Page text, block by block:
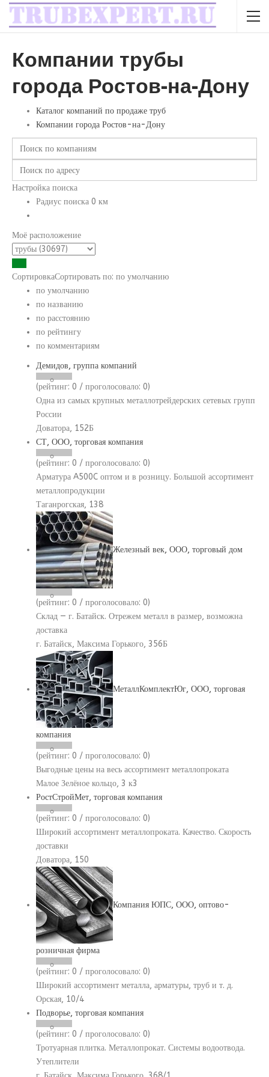
Компании трубы
города Ростов-на-Дону
Каталог компаний по продаже труб
Компании города Ростов-на-Дону
Настройка поиска
Радиус поиска 0 км
Моё расположение
СортировкаСортировать по: по умолчанию
по умолчанию
по названию
по расстоянию
по рейтингу
по комментариям
Демидов, группа компаний
(рейтинг: 0 / проголосовало: 0)
Одна из самых крупных металлотрейдерских сетевых групп
России
Доватора, 152Б
СТ, ООО, торговая компания
(рейтинг: 0 / проголосовало: 0)
Арматура A500C оптом и в розницу. Большой ассортимент
металлопродукции
Таганрогская, 138
Железный век, ООО, торговый дом
(рейтинг: 0 / проголосовало: 0)
Склад — г. Батайск. Отрежем металл в размер, возможна
доставка
г. Батайск, Максима Горького, 356Б
МеталлКомплектЮг, ООО, торговая
компания
(рейтинг: 0 / проголосовало: 0)
Выгодные цены на весь ассортимент металлопроката
Малое Зелёное кольцо, 3 к3
РостСтройМет, торговая компания
(рейтинг: 0 / проголосовало: 0)
Широкий ассортимент металлопроката. Качество. Скорость
доставки
Доватора, 150
Компания ЮПС, ООО, оптово-
розничная фирма
(рейтинг: 0 / проголосовало: 0)
Широкий ассортимент металла, арматуры, труб и т. д.
Орская, 10/4
Подворье, торговая компания
(рейтинг: 0 / проголосовало: 0)
Тротуарная плитка. Металлопрокат. Системы водоотвода.
Утеплители